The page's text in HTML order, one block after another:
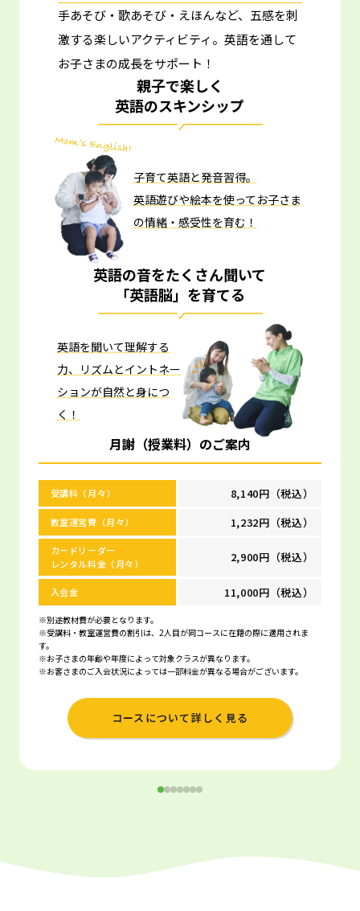
手あそび・歌あそび・えほんなど、五感を刺
激する楽しいアクティビティ。 英語を通して
お子さまの成長をサポート！
親子で楽しく
英語のスキンシップ
子育て英語と発音習得。
英語遊びや絵本を使ってお子さま
の情緒・感受性を育む！
英語の音をたくさん聞いて
「英語脳」を育てる
英語を聞いて理解する
力、リズムとイントネー
ションが自然と身につ
く！
月謝（授業料）のご案内
受講料（月々） 8,140円（税込）
教室運営費（月々） 1,232円（税込）
カードリーダー
レンタル料金（月々）
2,900円（税込）
入会金 11,000円（税込）
※別途教材費が必要となります。
※受講料・教室運営費の割引は、2人目が同コースに在籍の際に適用されま
す。
※お子さまの年齢や年度によって対象クラスが異なります。
※お客さまのご入会状況によっては一部料金が異なる場合がございます。
コースについて詳しく見る